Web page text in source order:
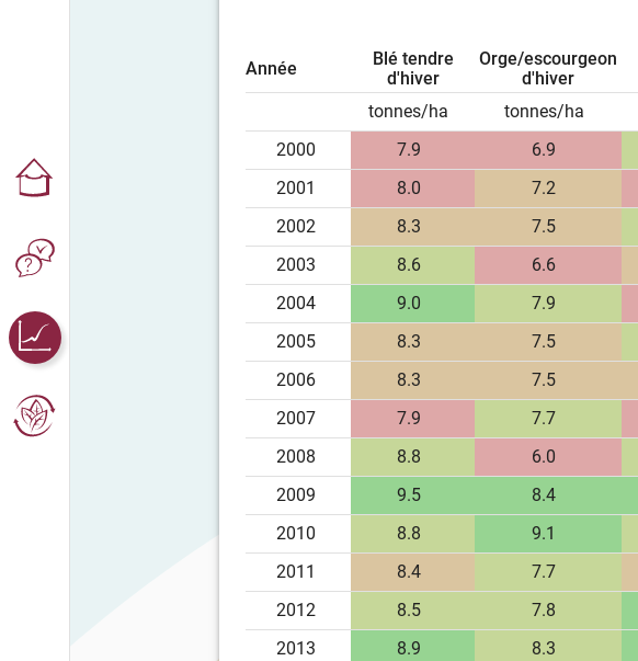
Année
Blé tendre
d'hiver
Orge/escourgeon
d'hiver
tonnes/ha
tonnes/ha
2000
7.9 6.9
2001
8.0 7.2
2002
8.3 7.5
2003
8.6 6.6
2004
9.0 7.9
2005
8.3 7.5
2006
8.3 7.5
2007
7.9 7.7
2008
8.8 6.0
2009
9.5 8.4
2010
8.8 9.1
2011
8.4 7.7
2012
8.5 7.8
2013
8.9 8.3